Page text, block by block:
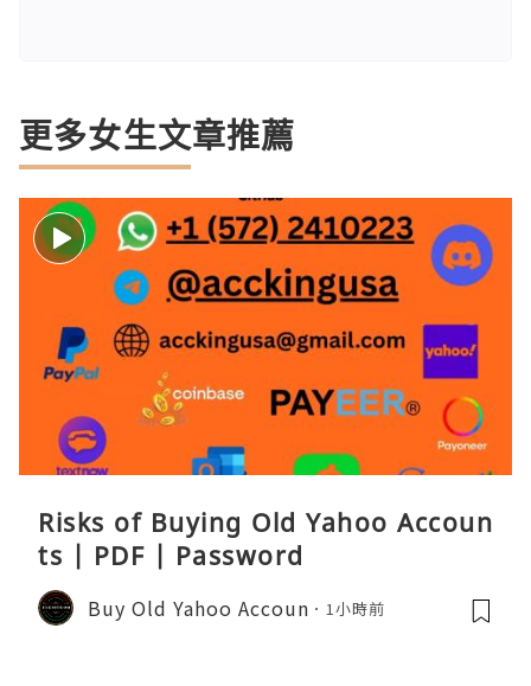
更多女生文章推薦
Risks of Buying Old Yahoo Accoun
ts | PDF | Password
Buy Old Yahoo Accoun 1小時前